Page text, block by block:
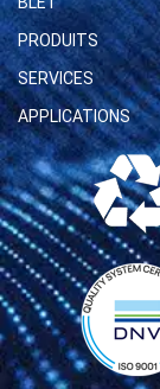
PRODUITS
SERVICES
APPLICATIONS